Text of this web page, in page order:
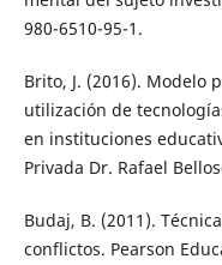
980-6510-95-1.
Brito, J. (2016). Modelo
utilización de
en instituciones
Privada Dr. Rafael
Budaj, B. (2011).
conflictos. Pearson